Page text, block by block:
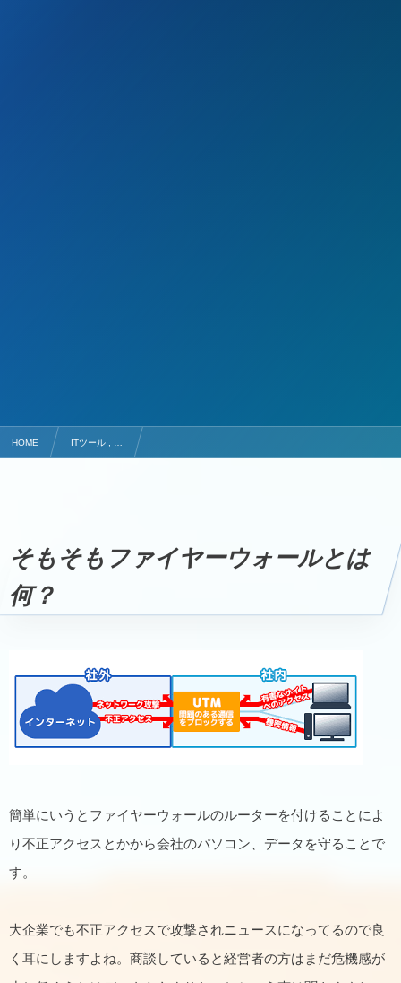
HOME ITツール , …
そもそもファイヤーウォールとは
何？
簡単にいうとファイヤーウォールのルーターを付けることによ
り不正アクセスとかから会社のパソコン、データを守ることで
す。
大企業でも不正アクセスで攻撃されニュースになってるので良
く耳にしますよね。商談していると経営者の方はまだ危機感が